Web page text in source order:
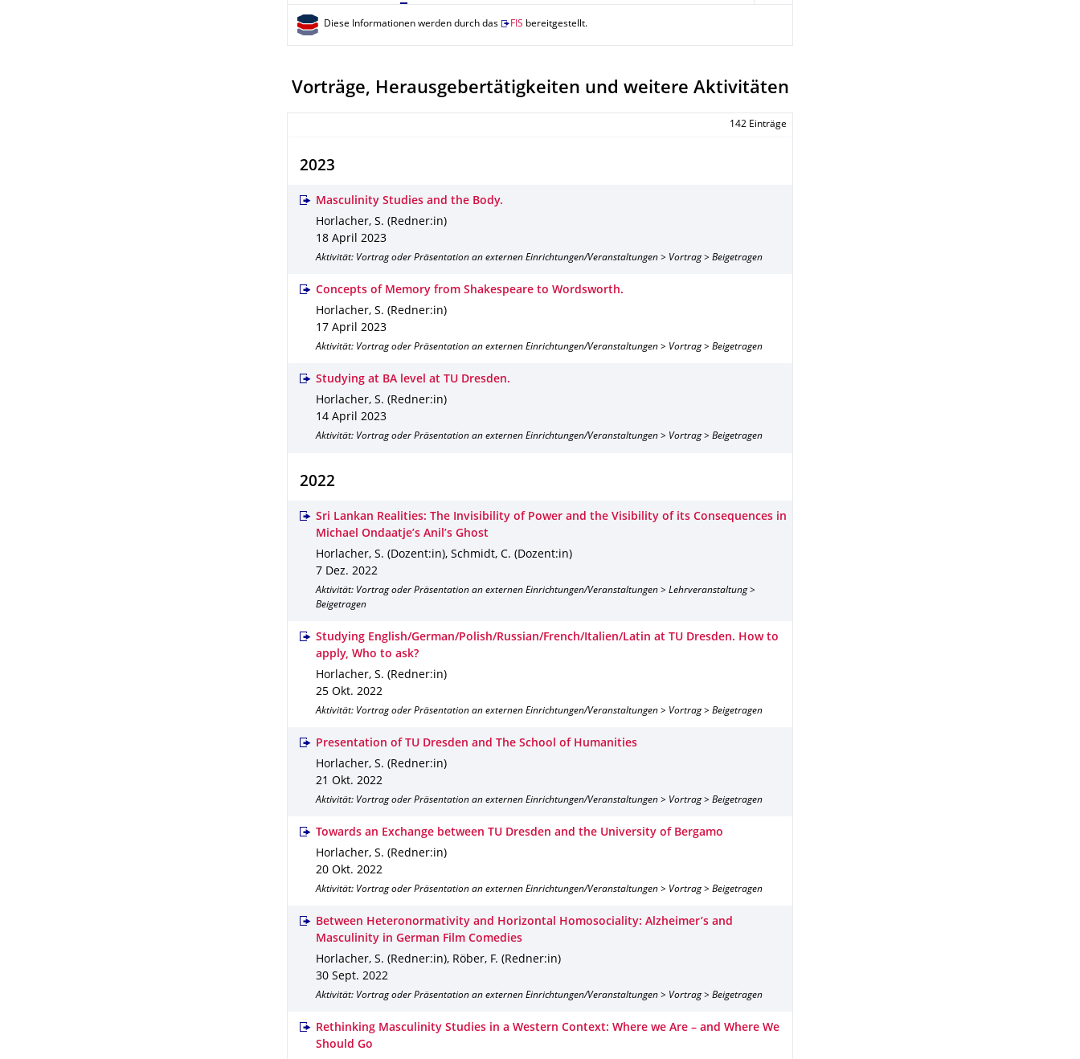
Diese Informationen werden durch das FIS bereitgestellt.
Vorträge, Herausgebertätigkeiten und weitere Aktivitäten
142 Einträge
2023
Masculinity Studies and the Body.
Horlacher, S. (Redner:in)
18 April 2023
Aktivität: Vortrag oder Präsentation an externen Einrichtungen/Veranstaltungen > Vortrag > Beigetragen
Concepts of Memory from Shakespeare to Wordsworth.
Horlacher, S. (Redner:in)
17 April 2023
Aktivität: Vortrag oder Präsentation an externen Einrichtungen/Veranstaltungen > Vortrag > Beigetragen
Studying at BA level at TU Dresden.
Horlacher, S. (Redner:in)
14 April 2023
Aktivität: Vortrag oder Präsentation an externen Einrichtungen/Veranstaltungen > Vortrag > Beigetragen
2022
Sri Lankan Realities: The Invisibility of Power and the Visibility of its Consequences in
Michael Ondaatje’s Anil’s Ghost
Horlacher, S. (Dozent:in), Schmidt, C. (Dozent:in)
7 Dez. 2022
Aktivität: Vortrag oder Präsentation an externen Einrichtungen/Veranstaltungen > Lehrveranstaltung >
Beigetragen
Studying English/German/Polish/Russian/French/Italien/Latin at TU Dresden. How to
apply, Who to ask?
Horlacher, S. (Redner:in)
25 Okt. 2022
Aktivität: Vortrag oder Präsentation an externen Einrichtungen/Veranstaltungen > Vortrag > Beigetragen
Presentation of TU Dresden and The School of Humanities
Horlacher, S. (Redner:in)
21 Okt. 2022
Aktivität: Vortrag oder Präsentation an externen Einrichtungen/Veranstaltungen > Vortrag > Beigetragen
Towards an Exchange between TU Dresden and the University of Bergamo
Horlacher, S. (Redner:in)
20 Okt. 2022
Aktivität: Vortrag oder Präsentation an externen Einrichtungen/Veranstaltungen > Vortrag > Beigetragen
Between Heteronormativity and Horizontal Homosociality: Alzheimer’s and
Masculinity in German Film Comedies
Horlacher, S. (Redner:in), Röber, F. (Redner:in)
30 Sept. 2022
Aktivität: Vortrag oder Präsentation an externen Einrichtungen/Veranstaltungen > Vortrag > Beigetragen
Rethinking Masculinity Studies in a Western Context: Where we Are – and Where We
Should Go